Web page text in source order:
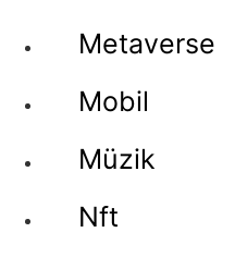
Metaverse
Mobil
Müzik
Nft